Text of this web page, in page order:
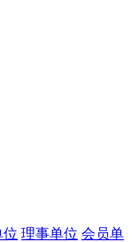
位 理事单位 会员单